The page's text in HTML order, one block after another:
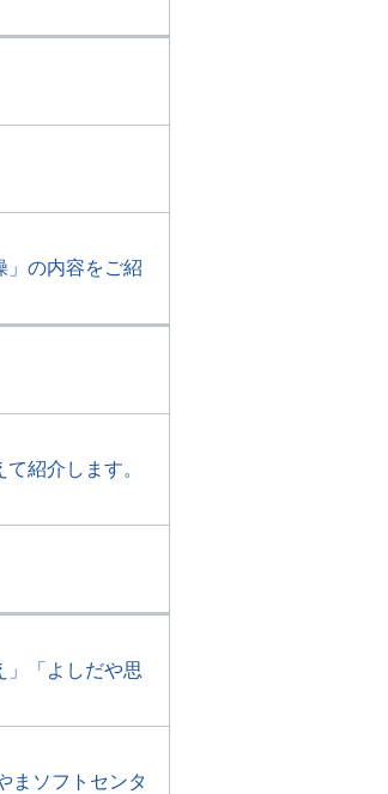
」の内容をご紹
紹介します。
」「よしだや思
まソフトセンタ